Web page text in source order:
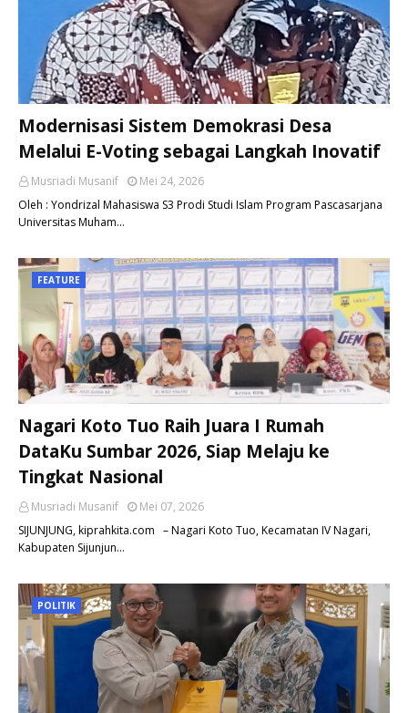
Modernisasi Sistem Demokrasi Desa
Melalui E-Voting sebagai Langkah Inovatif
Musriadi Musanif
Mei 24, 2026
Oleh : Yondrizal Mahasiswa S3 Prodi Studi Islam Program Pascasarjana
Universitas Muham…
FEATURE
Nagari Koto Tuo Raih Juara I Rumah
DataKu Sumbar 2026, Siap Melaju ke
Tingkat Nasional
Musriadi Musanif
Mei 07, 2026
SIJUNJUNG, kiprahkita.com – Nagari Koto Tuo, Kecamatan IV Nagari,
Kabupaten Sijunjun…
POLITIK